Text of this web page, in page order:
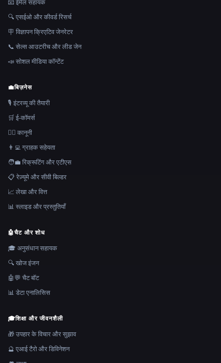
📧 ईमेल सहायक
🔍 एसईओ और कीवर्ड रिसर्च
🪧 विज्ञापन क्रिएटिव जेनरेटर
📞 सेल्स आउटरीच और लीड जेन
📣 सोशल मीडिया कॉन्टेंट
💼बिज़नेस
🎙️ इंटरव्यू की तैयारी
🛒 ई-कॉमर्स
👩‍⚖️ कानूनी
👨‍💻 ग्राहक सहेयता
🧑‍💼 रिक्रूटिंग और एटीएस
📋 रेज़्यूमे और सीवी बिल्डर
📈 लेखा और वित्त
📊 स्लाइड और प्रस्तुतियाँ
🤖चैट और शोध
🎓 अनुसंधान सहायक
🔍 खोज इंजन
🤖💬 चैट बॉट
📊 डेटा एनालिसिस
🎓शिक्षा और जीवनशैली
🎁 उपहार के विचार और सुझाव
🔮 एआई टैरो और डिविनेशन